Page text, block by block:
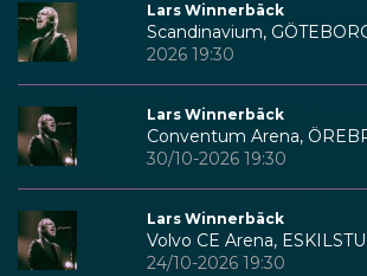
Lars Winnerbäck
Scandinavium,
2026 19:30
Lars Winnerbäck
Conventum Arena,
30/10-2026 19:30
Lars Winnerbäck
Volvo CE Arena,
24/10-2026 19:30